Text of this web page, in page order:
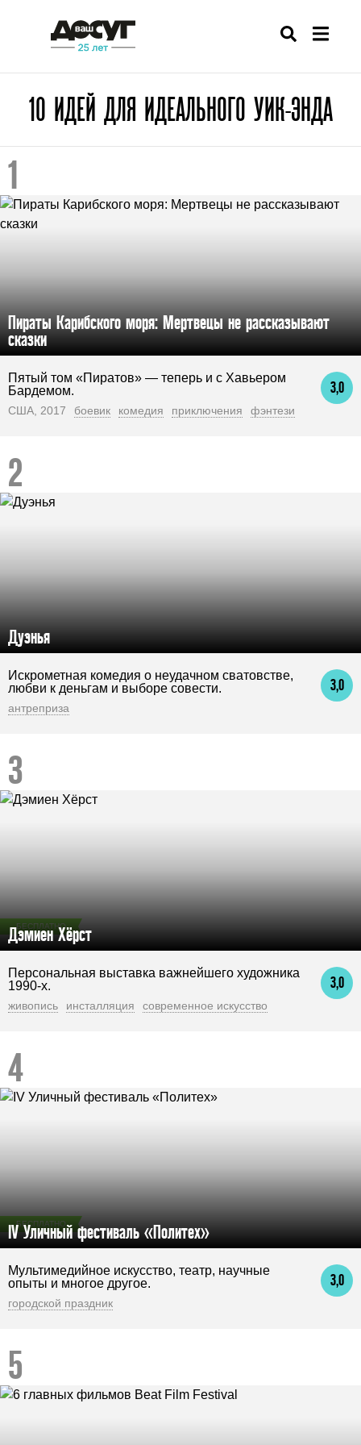
10 ИДЕЙ ДЛЯ ИДЕАЛЬНОГО УИК-ЭНДА
Пираты Карибского моря: Мертвецы не рассказывают
сказки
3,0
Пятый том «Пиратов» — теперь и с Хавьером
Бардемом.
США, 2017 боевик комедия приключения фэнтези
Дуэнья
3,0
Искрометная комедия о неудачном сватовстве,
любви к деньгам и выборе совести.
антреприза
БЕСПЛАТНО
Дэмиен Хёрст
3,0
Персональная выставка важнейшего художника
1990-х.
живопись инсталляция современное искусство
БЕСПЛАТНО
IV Уличный фестиваль «Политех»
3,0
Мультимедийное искусство, театр, научные
опыты и многое другое.
городской праздник